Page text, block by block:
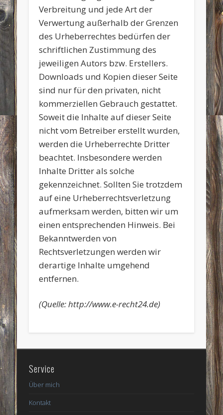
Verbreitung und jede Art der
Verwertung außerhalb der Grenzen
des Urheberrechtes bedürfen der
schriftlichen Zustimmung des
jeweiligen Autors bzw. Erstellers.
Downloads und Kopien dieser Seite
sind nur für den privaten, nicht
kommerziellen Gebrauch gestattet.
Soweit die Inhalte auf dieser Seite
nicht vom Betreiber erstellt wurden,
werden die Urheberrechte Dritter
beachtet. Insbesondere werden
Inhalte Dritter als solche
gekennzeichnet. Sollten Sie trotzdem
auf eine Urheberrechtsverletzung
aufmerksam werden, bitten wir um
einen entsprechenden Hinweis. Bei
Bekanntwerden von
Rechtsverletzungen werden wir
derartige Inhalte umgehend
entfernen.
(Quelle: http://www.e-recht24.de)
Service
Über mich
Kontakt